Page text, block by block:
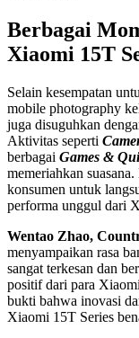
Berbagai
Xiaomi 15T
Selain kesempatan
mobile photography
juga disuguhkan
Aktivitas seperti
berbagai Games &
memeriahkan
konsumen untuk
performa unggul dari
Wentao Zhao,
menyampaikan rasa
sangat terkesan dan
positif dari para
bukti bahwa inovasi
Xiaomi 15T Series